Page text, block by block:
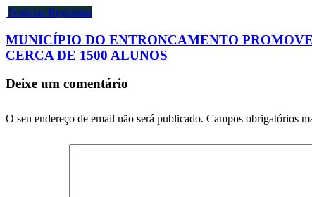
Notícias Regionais
MUNICÍPIO DO ENTRONCAMENTO
CERCA DE 1500 ALUNOS
Deixe um comentário
O seu endereço de email não será publicado. Campos obrigatórios